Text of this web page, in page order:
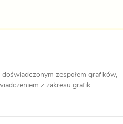
doświadczonym zespołem grafików,
z zakresu grafik...